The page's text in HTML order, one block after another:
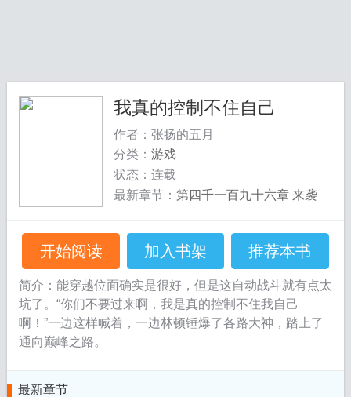
我真的控制不住自己
作者：张扬的五月
分类： 游戏
状态：连载
最新章节： 第四千一百九十六章 来袭
开始阅读 加入书架 推荐本书
简介：能穿越位面确实是很好，但是这自动战斗就有点太
坑了。“你们不要过来啊，我是真的控制不住我自己
啊！”一边这样喊着，一边林顿锤爆了各路大神，踏上了
通向巅峰之路。
最新章节